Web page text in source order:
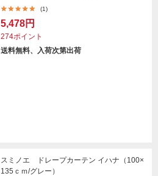
(1)
5,478円
274ポイント
送料無料、入荷次第出荷
スミノエ ドレープカーテン イハナ（100×
135ｃｍ/グレー）